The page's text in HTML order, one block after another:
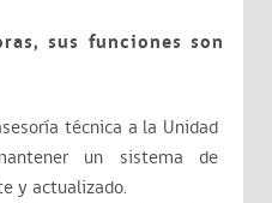
sus funciones son
técnica a la Unidad
un sistema de
y actualizado.